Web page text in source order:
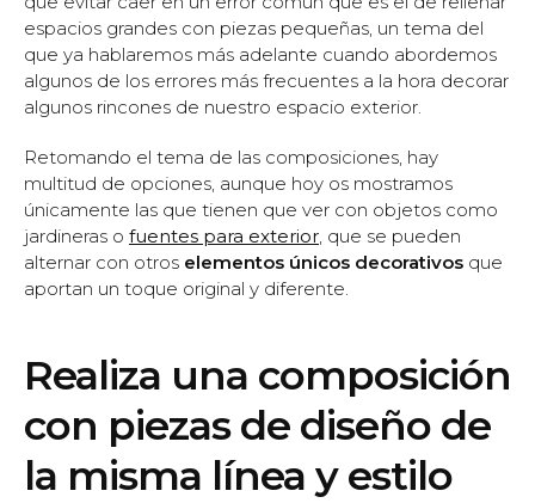
espacios grandes con piezas pequeñas, un tema del
que ya hablaremos más adelante cuando abordemos
algunos de los errores más frecuentes a la hora decorar
algunos rincones de nuestro espacio exterior.
Retomando el tema de las composiciones, hay
multitud de opciones, aunque hoy os mostramos
únicamente las que tienen que ver con objetos como
jardineras o fuentes para exterior, que se pueden
alternar con otros elementos únicos decorativos que
aportan un toque original y diferente.
Realiza una composición
con piezas de diseño de
la misma línea y estilo